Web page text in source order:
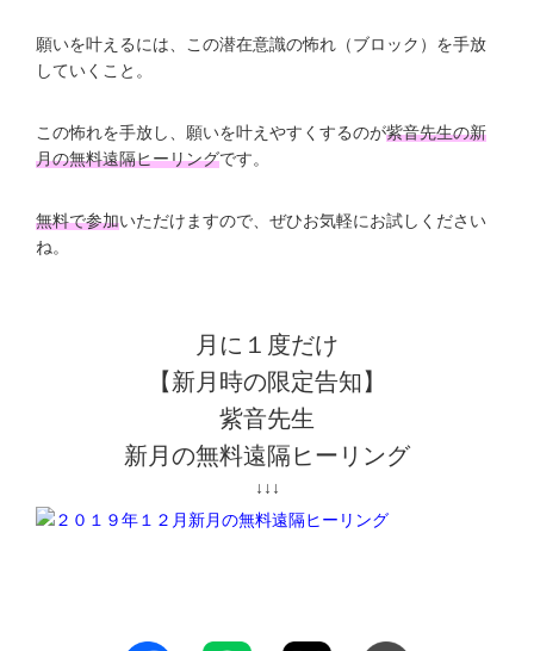
願いを叶えるには、この潜在意識の怖れ（ブロック）を手放
していくこと。
この怖れを手放し、願いを叶えやすくするのが紫音先生の新
月の無料遠隔ヒーリングです。
無料で参加いただけますので、ぜひお気軽にお試しください
ね。
月に１度だけ
【新月時の限定告知】
紫音先生
新月の無料遠隔ヒーリング
↓↓↓